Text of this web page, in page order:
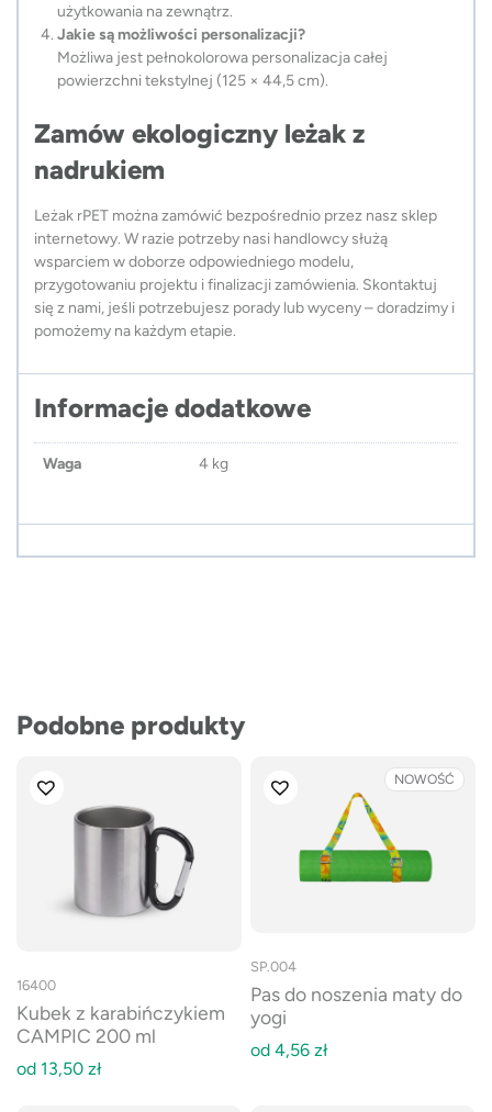
użytkowania na zewnątrz.
Jakie są możliwości personalizacji?
Możliwa jest pełnokolorowa personalizacja całej
powierzchni tekstylnej (125 × 44,5 cm).
Zamów ekologiczny leżak z
nadrukiem
Leżak rPET można zamówić bezpośrednio przez nasz sklep
internetowy. W razie potrzeby nasi handlowcy służą
wsparciem w doborze odpowiedniego modelu,
przygotowaniu projektu i finalizacji zamówienia. Skontaktuj
się z nami, jeśli potrzebujesz porady lub wyceny – doradzimy i
pomożemy na każdym etapie.
Informacje dodatkowe
Waga 4 kg
Podobne produkty
16400
Kubek z karabińczykiem
CAMPIC 200 ml
od 13,50 zł
NOWOŚĆ
SP.004
Pas do noszenia maty do
yogi
od 4,56 zł